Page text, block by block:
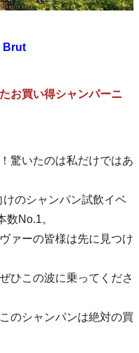
Brut
お買い得シャンパーニ
驚いたのは私だけではあ
のシャンパン試飲イベ
No.1。
ァーの皆様は先に見つけ
ひこの波に乗ってくださ
のシャンパンは絶対の買